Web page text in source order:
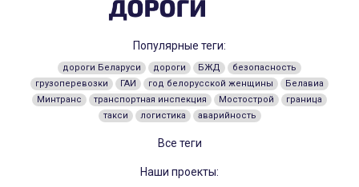
Популярные теги:
дороги Беларуси дороги БЖД
безопасность
грузоперевозки
ГАИ год белорусской женщины
Белавиа
Минтранс
транспортная инспекция Мостострой
граница
такси
логистика аварийность
Все теги
Наши проекты: